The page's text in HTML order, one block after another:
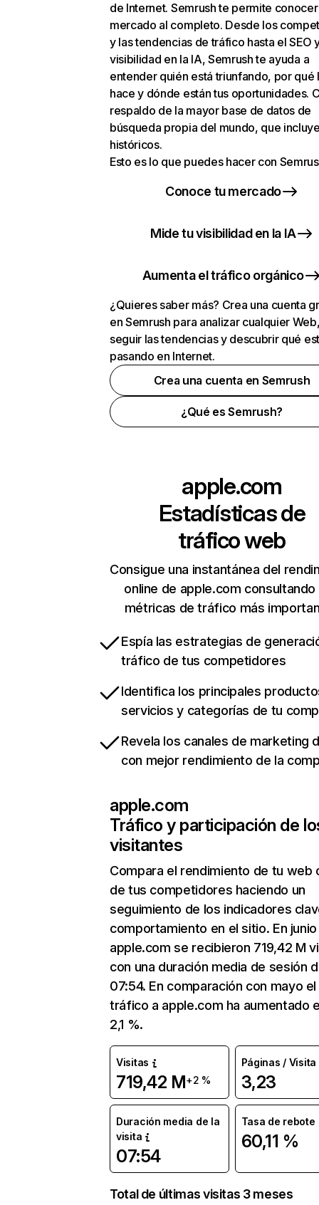
de Internet. Semrush te permite
mercado al completo. Desde los
y las tendencias de tráfico hasta el SEO
visibilidad en la IA, Semrush te ayuda a
entender quién está triunfando, por qué
hace y dónde están tus oportunidades.
respaldo de la mayor base de datos de
búsqueda propia del mundo, que
históricos.
Esto es lo que puedes hacer con
Conoce tu mercado
Mide tu visibilidad en la IA
Aumenta el tráfico orgánico
¿Quieres saber más? Crea una cuenta
en Semrush para analizar cualquier
seguir las tendencias y descubrir qué
pasando en Internet.
Crea una cuenta en Semrush
¿Qué es Semrush?
apple.com
Estadísticas de
tráfico web
Consigue una instantánea del
online de apple.com consultando
métricas de tráfico más
Espía las estrategias de
tráfico de tus competidores
Identifica los principales
servicios y categorías de tu
Revela los canales de marketing
con mejor rendimiento de la
apple.com
Tráfico y participación de
visitantes
Compara el rendimiento de tu web
de tus competidores haciendo un
seguimiento de los indicadores
comportamiento en el sitio. En junio
apple.com se recibieron 719,42 M
con una duración media de sesión
07:54. En comparación con mayo el
tráfico a apple.com ha aumentado
2,1 %.
Visitas
719,42 M+2 %
Páginas / Visita
3,23
Duración media de la
visita
07:54
Tasa de rebote
60,11 %
Total de últimas visitas 3 meses